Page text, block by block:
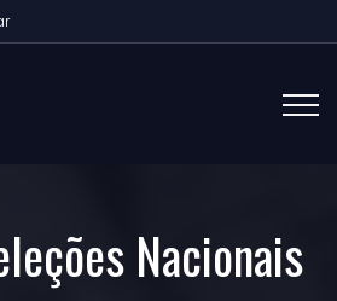
Nacionais